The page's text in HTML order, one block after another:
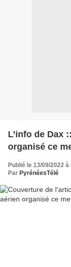
L’info de Dax
organisé ce
Publié le 13/09/2022 à
Par PyrénéesTélé